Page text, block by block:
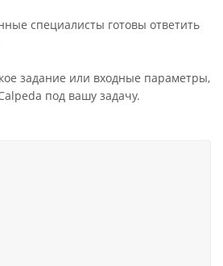
специалисты готовы ответить
задание или входные параметры,
под вашу задачу.